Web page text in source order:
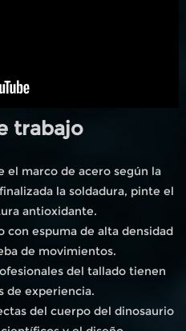
trabajo
el marco de acero según la
la soldadura, pinte el
antioxidante.
con espuma de alta densidad
de movimientos.
del tallado tienen
de experiencia.
del cuerpo del dinosaurio